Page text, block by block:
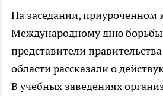
На заседании, приуроченном
Международному дню борьбы
представители
области рассказали о
В учебных заведениях